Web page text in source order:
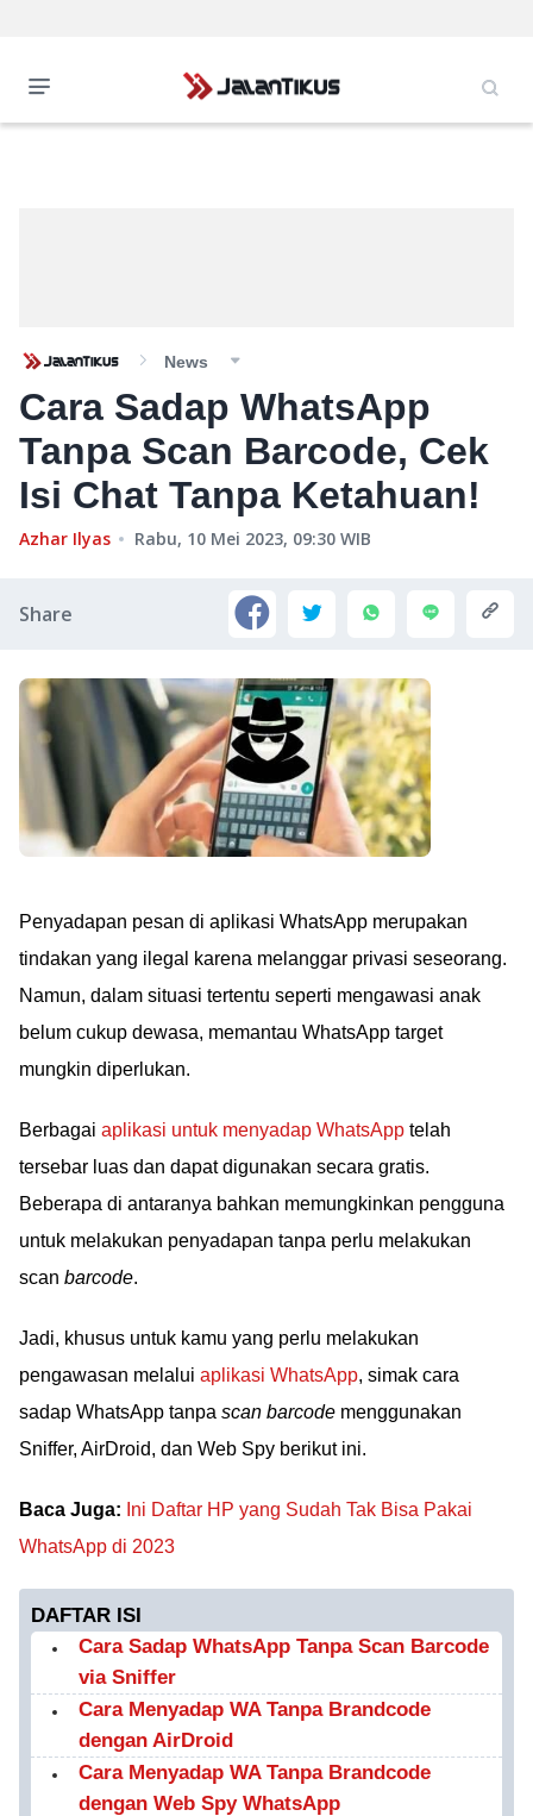
News
Cara Sadap WhatsApp
Tanpa Scan Barcode, Cek
Isi Chat Tanpa Ketahuan!
Azhar Ilyas Rabu, 10 Mei 2023, 09:30 WIB
Share
Penyadapan pesan di aplikasi WhatsApp merupakan
tindakan yang ilegal karena melanggar privasi seseorang.
Namun, dalam situasi tertentu seperti mengawasi anak
belum cukup dewasa, memantau WhatsApp target
mungkin diperlukan.
Berbagai aplikasi untuk menyadap WhatsApp telah
tersebar luas dan dapat digunakan secara gratis.
Beberapa di antaranya bahkan memungkinkan pengguna
untuk melakukan penyadapan tanpa perlu melakukan
scan barcode.
Jadi, khusus untuk kamu yang perlu melakukan
pengawasan melalui aplikasi WhatsApp, simak cara
sadap WhatsApp tanpa scan barcode menggunakan
Sniffer, AirDroid, dan Web Spy berikut ini.
Baca Juga: Ini Daftar HP yang Sudah Tak Bisa Pakai
WhatsApp di 2023
DAFTAR ISI
Cara Sadap WhatsApp Tanpa Scan Barcode
via Sniffer
Cara Menyadap WA Tanpa Brandcode
dengan AirDroid
Cara Menyadap WA Tanpa Brandcode
dengan Web Spy WhatsApp